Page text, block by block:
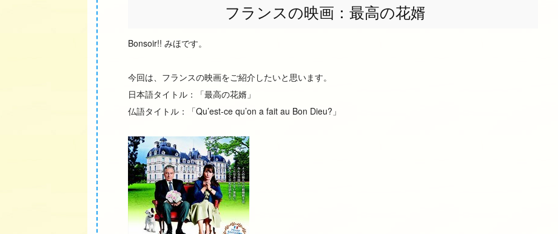
フランスの映画：最高の花婿
Bonsoir!! みほです。
今回は、フランスの映画をご紹介したいと思います。
日本語タイトル：「最高の花婿」
仏語タイトル：「Qu’est-ce qu’on a fait au Bon Dieu?」